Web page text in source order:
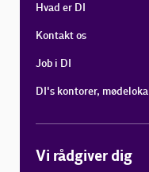
Hvad er DI
Kontakt os
Job i DI
DI's kontorer,
Vi rådgiver dig